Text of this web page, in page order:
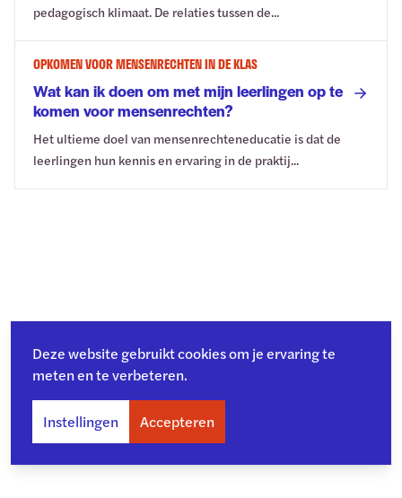
pedagogisch klimaat. De relaties tussen de...
Wat kan ik doen om met mijn leerlingen op te
komen voor mensenrechten?
OPKOMEN VOOR MENSENRECHTEN IN DE KLAS
Het ultieme doel van mensenrechteneducatie is dat de
leerlingen hun kennis en ervaring in de praktij...
Deze website gebruikt cookies om je ervaring te
meten en te verbeteren.
Instellingen Accepteren